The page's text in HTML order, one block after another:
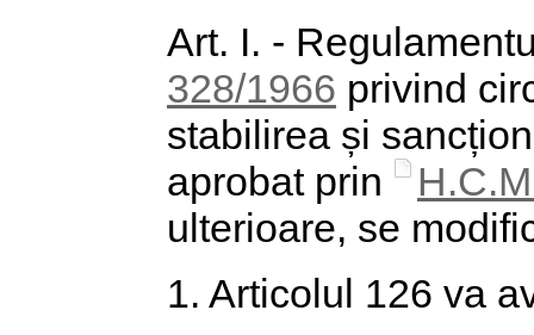
Art. I. -
328/1966 privind
stabilirea și
aprobat prin
ulterioare, se
1. Articolul 126 va